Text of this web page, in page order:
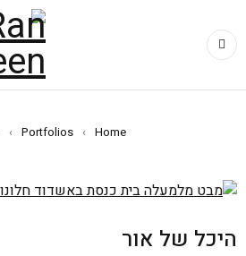
Home
›
Portfolios
›
היכל של אור